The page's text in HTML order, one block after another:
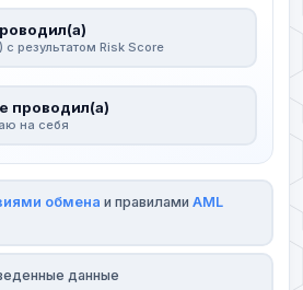
результатом Risk Score
проводил(а)
на себя
обмена и правилами AML
данные